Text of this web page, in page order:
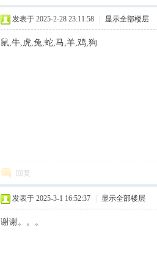
发表于 2025-2-28 23:11:58 显示全部楼层
鼠,牛,虎,兔,蛇,马,羊,鸡,狗
回复
发表于 2025-3-1 16:52:37 显示全部楼层
谢谢。。。